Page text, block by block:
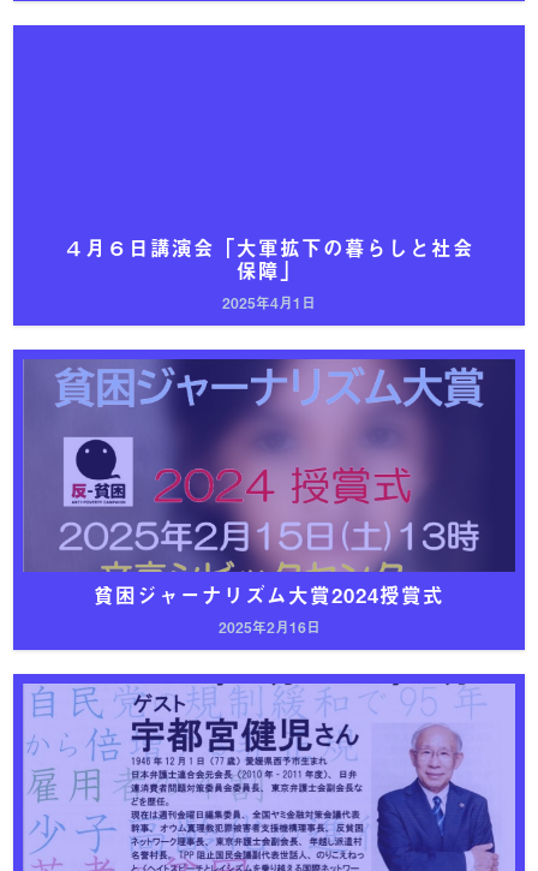
2025年4月1日
４月６日講演会「大軍拡下の暮らしと社会
保障」
2025年2月16日
貧困ジャーナリズム大賞2024授賞式